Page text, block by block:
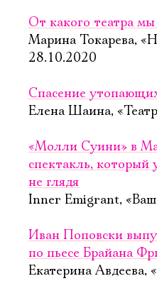
От какого театра
Марина Токарева,
28.10.2020
Спасение
Елена Шаина,
«Молли Суини» в
спектакль, который
не глядя
Inner Emigrant,
Иван Поповски
по пьесе Брайана
Екатерина Авдеева,